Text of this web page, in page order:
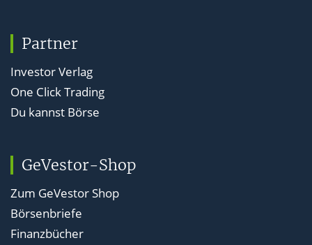
Partner
Investor Verlag
One Click Trading
Du kannst Börse
GeVestor-Shop
Zum GeVestor Shop
Börsenbriefe
Finanzbücher